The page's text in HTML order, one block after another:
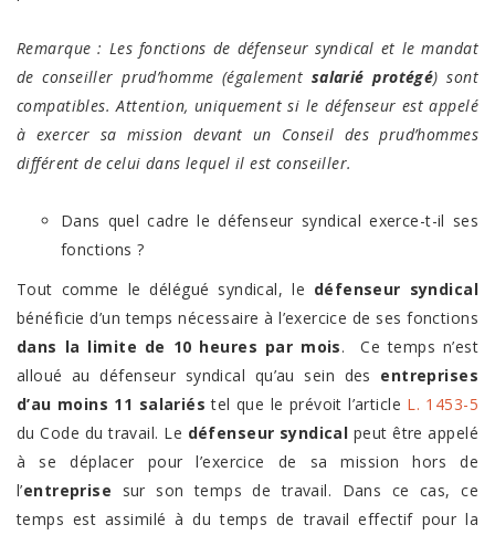
Remarque : Les fonctions de défenseur syndical et le mandat
de conseiller prud’homme (également salarié protégé) sont
compatibles. Attention, uniquement si le défenseur est appelé
à exercer sa mission devant un Conseil des prud’hommes
différent de celui dans lequel il est conseiller.
Dans quel cadre le défenseur syndical exerce-t-il ses
fonctions ?
Tout comme le délégué syndical, le défenseur syndical
bénéficie d’un temps nécessaire à l’exercice de ses fonctions
dans la limite de 10 heures par mois. Ce temps n’est
alloué au défenseur syndical qu’au sein des entreprises
d’au moins 11 salariés tel que le prévoit l’article L. 1453-5
du Code du travail. Le défenseur syndical peut être appelé
à se déplacer pour l’exercice de sa mission hors de
l’entreprise sur son temps de travail. Dans ce cas, ce
temps est assimilé à du temps de travail effectif pour la